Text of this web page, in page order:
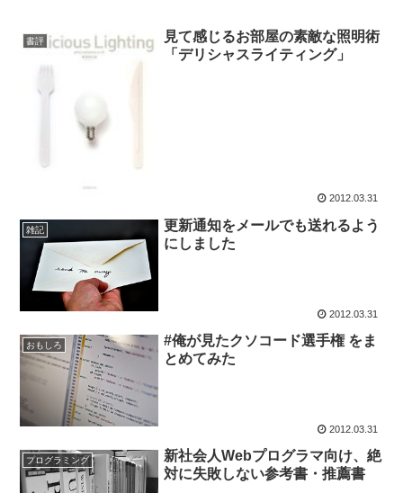
書評
見て感じるお部屋の素敵な照明術
「デリシャスライティング」
2012.03.31
雑記
更新通知をメールでも送れるよう
にしました
2012.03.31
おもしろ
#俺が見たクソコード選手権 をま
とめてみた
2012.03.31
プログラミング
新社会人Webプログラマ向け、絶
対に失敗しない参考書・推薦書